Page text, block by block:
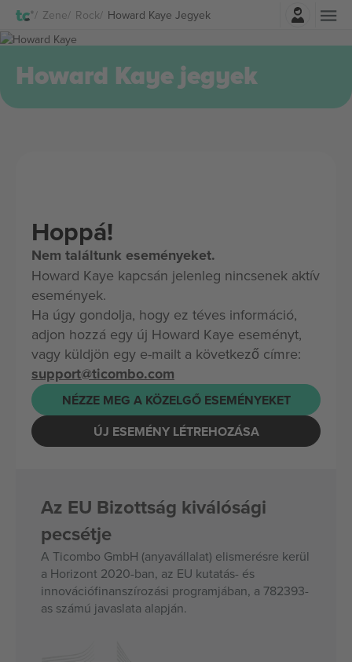
Zene Rock Howard Kaye JegyekBelépés
Howard Kaye jegyek
Hoppá!
Nem találtunk eseményeket.
Howard Kaye kapcsán jelenleg nincsenek aktív
események.
Ha úgy gondolja, hogy ez téves információ,
adjon hozzá egy új Howard Kaye eseményt,
vagy küldjön egy e-mailt a következő címre:
support@ticombo.com
NÉZZE MEG A KÖZELGŐ ESEMÉNYEKET
ÚJ ESEMÉNY LÉTREHOZÁSA
Az EU Bizottság kiválósági
pecsétje
A Ticombo GmbH (anyavállalat) elismerésre kerül
a Horizont 2020-ban, az EU kutatás- és
innovációfinanszírozási programjában, a 782393-
as számú javaslata alapján.